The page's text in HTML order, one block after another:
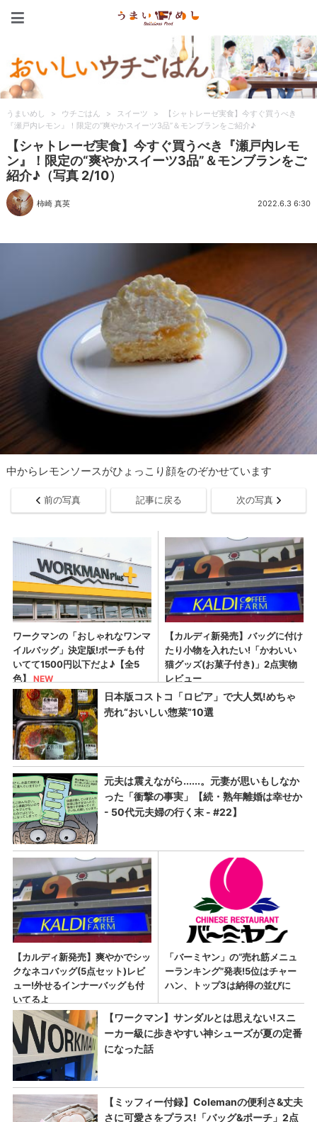
うまいめし > ウチごはん > スイーツ >
【シャトレーゼ実食】今すぐ買うべき
『瀬戸内レモン』！限定の“爽やかスイーツ3品”＆モンブランをご紹介♪
【シャトレーゼ実食】今すぐ買うべき『瀬戸内レモ
ン』！限定の“爽やかスイーツ3品”＆モンブランをご
紹介♪（写真 2/10）
柿崎 真英 2022.6.3 6:30
中からレモンソースがひょっこり顔をのぞかせています
前の写真 記事に戻る 次の写真